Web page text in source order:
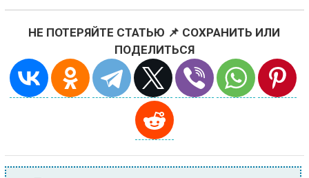
НЕ ПОТЕРЯЙТЕ СТАТЬЮ 📌 СОХРАНИТЬ ИЛИ
ПОДЕЛИТЬСЯ